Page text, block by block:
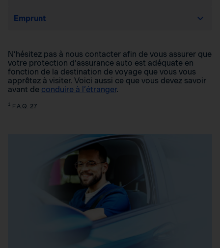
Emprunt
N’hésitez pas à nous contacter afin de vous assurer que
votre protection d’assurance auto est adéquate en
fonction de la destination de voyage que vous vous
apprêtez à visiter. Voici aussi ce que vous devez savoir
avant de conduire à l’étranger.
1 F.A.Q. 27